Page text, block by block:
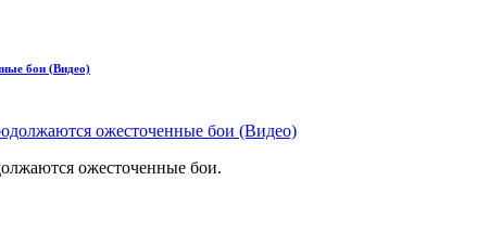
бои (Видео)
ожесточенные бои.